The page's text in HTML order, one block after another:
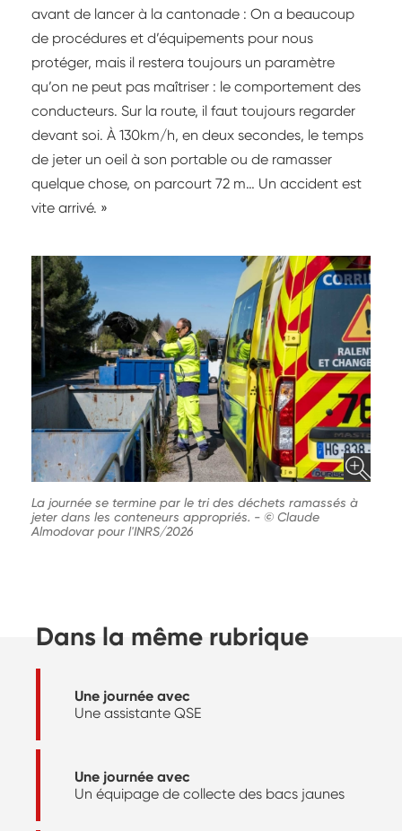
avant de lancer à la cantonade : On a beaucoup
de procédures et d’équipements pour nous
protéger, mais il restera toujours un paramètre
qu’on ne peut pas maîtriser : le comportement des
conducteurs. Sur la route, il faut toujours regarder
devant soi. À 130km/h, en deux secondes, le temps
de jeter un oeil à son portable ou de ramasser
quelque chose, on parcourt 72 m… Un accident est
vite arrivé. »
La journée se termine par le tri des déchets ramassés à
jeter dans les conteneurs appropriés. - © Claude
Almodovar pour l'INRS/2026
Dans la même rubrique
Une journée avec
Une assistante QSE
Une journée avec
Un équipage de collecte des bacs jaunes